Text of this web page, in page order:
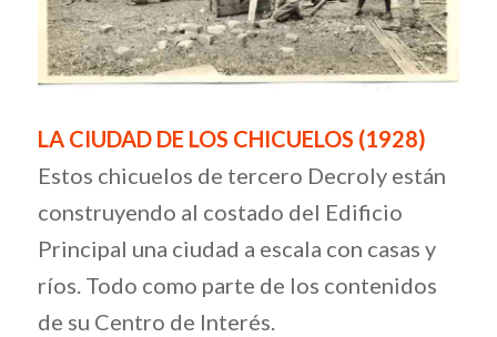
LA CIUDAD DE LOS CHICUELOS (1928)
Estos chicuelos de tercero Decroly están
construyendo al costado del Edificio
Principal una ciudad a escala con casas y
ríos. Todo como parte de los contenidos
de su Centro de Interés.